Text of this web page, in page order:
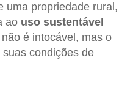
uma propriedade rural,
ao uso sustentável
é intocável, mas o
condições de